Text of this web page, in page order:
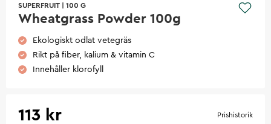
SUPERFRUIT 100 G
Wheatgrass Powder 100g
Ekologiskt odlat vetegräs
Rikt på fiber, kalium & vitamin C
Innehåller klorofyll
113 kr Prishistorik